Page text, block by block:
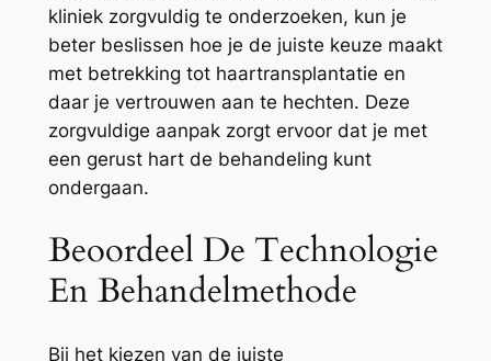
kliniek zorgvuldig te onderzoeken, kun je
beter beslissen hoe je de juiste keuze maakt
met betrekking tot haartransplantatie en
daar je vertrouwen aan te hechten. Deze
zorgvuldige aanpak zorgt ervoor dat je met
een gerust hart de behandeling kunt
ondergaan.
Beoordeel De Technologie
En Behandelmethode
Bij het kiezen van de juiste